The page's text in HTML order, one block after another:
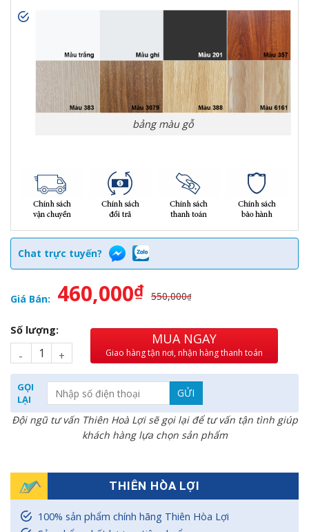
bảng màu gỗ
Chat trực tuyến?
550,000₫
460,000₫
Giá Bán:
Số lượng:
MUA NGAY
Giao hàng tận nơi, nhận hàng thanh toán
GỌI
LẠI
Đội ngũ tư vấn Thiên Hoà Lợi sẽ gọi lại để tư vấn tận tình giúp
khách hàng lựa chọn sản phẩm
THIÊN HÒA LỢI
100% sản phẩm chính hãng Thiên Hòa Lợi